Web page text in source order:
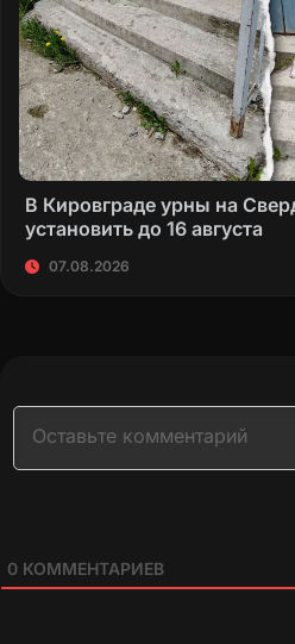
В Кировграде урны на
установить до 16 августа
07.08.2026
0 КОММЕНТАРИЕВ